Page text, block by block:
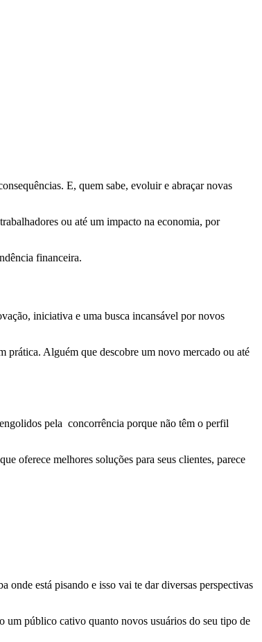
E, quem sabe, evoluir e abraçar novas
ou até um impacto na economia, por
financeira.
iniciativa e uma busca incansável por novos
prática. Alguém que descobre um novo mercado ou até
pela concorrência porque não têm o perfil
oferece melhores soluções para seus clientes, parece
onde está pisando e isso vai te dar diversas perspectivas
um público cativo quanto novos usuários do seu tipo de